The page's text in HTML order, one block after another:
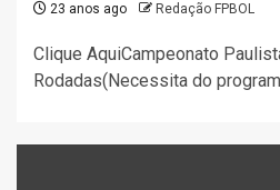
23 anos ago Redação FPBOL
Clique AquiCampeonato
Rodadas(Necessita do